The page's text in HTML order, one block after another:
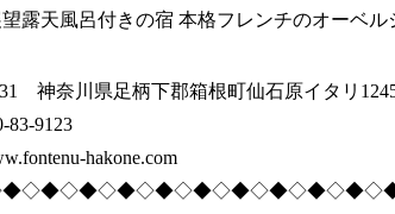
露天風呂付きの宿 本格フレンチのオーベル
神奈川県足柄下郡箱根町仙石原イタリ
83-9123
hakone.com